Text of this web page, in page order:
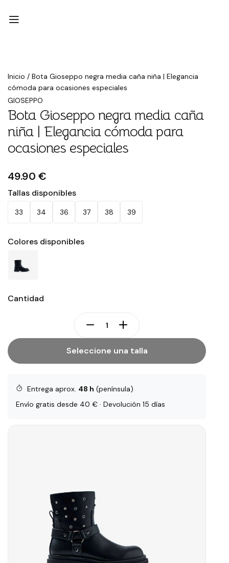
Inicio / Bota Gioseppo negra media caña niña | Elegancia
cómoda para ocasiones especiales
GIOSEPPO
Bota Gioseppo negra media caña
niña | Elegancia cómoda para
ocasiones especiales
49.90 €
Tallas disponibles
33 34 36 37 38 39
Colores disponibles
Cantidad
Seleccione una talla
Entrega aprox. 48 h (península)
Envío gratis desde 40 € · Devolución 15 días